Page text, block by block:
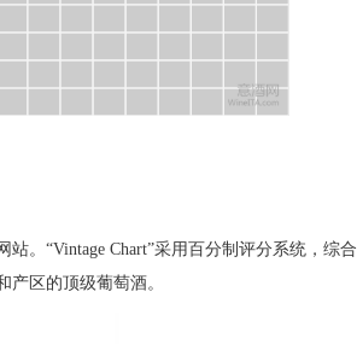
。“Vintage Chart”采用百分制评分系统，综合
区的顶级葡萄酒。